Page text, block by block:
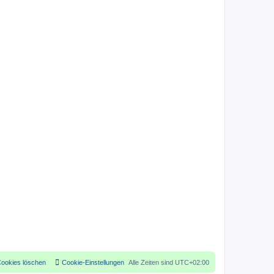
Alle Zeiten sind UTC+02:00
Cookie-Einstellungen
löschen